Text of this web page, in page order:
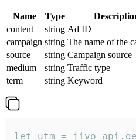
Name Type
content
string Ad ID
campaign string The name of the
source
string Campaign source
medium
string Traffic type
term
string Keyword
let utm =